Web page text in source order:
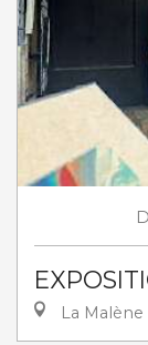
La Malène